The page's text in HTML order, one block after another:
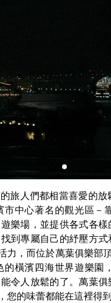
旅人們都相當喜愛的
中心著名的觀光區－
樂場，並提供各式各
到專屬自己的紓壓方
力，而位於萬葉俱樂部
橫濱四海世界遊樂園
令人放鬆的了。萬葉
的味蕾都能在這裡得到